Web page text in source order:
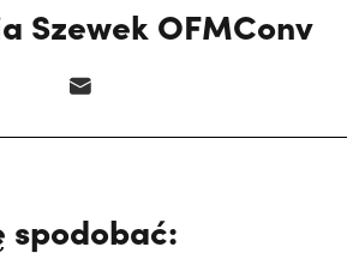
Szewek OFMConv
spodobać: